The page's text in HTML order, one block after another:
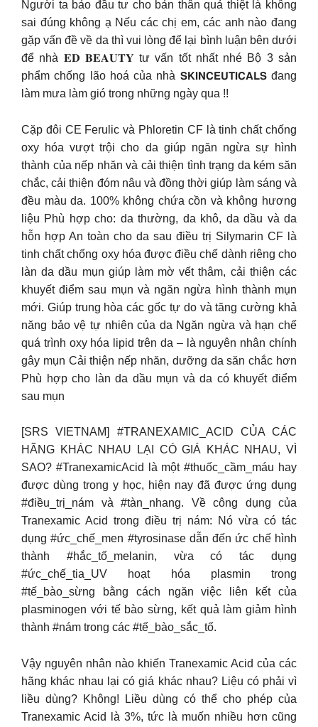
Người ta bảo đầu tư cho bản thân quả thiệt là không
sai đúng không ạ Nếu các chị em, các anh nào đang
gặp vấn đề về da thì vui lòng để lại bình luận bên dưới
để nhà 𝐄𝐃 𝐁𝐄𝐀𝐔𝐓𝐘 tư vấn tốt nhất nhé Bộ 3 sản
phẩm chống lão hoá của nhà 𝗦𝗞𝗜𝗡𝗖𝗘𝗨𝗧𝗜𝗖𝗔𝗟𝗦 đang
làm mưa làm gió trong những ngày qua !!
Cặp đôi CE Ferulic và Phloretin CF là tinh chất chống
oxy hóa vượt trội cho da giúp ngăn ngừa sự hình
thành của nếp nhăn và cải thiện tình trạng da kém săn
chắc, cải thiện đóm nâu và đồng thời giúp làm sáng và
đều màu da. 100% không chứa cồn và không hương
liệu Phù hợp cho: da thường, da khô, da dầu và da
hỗn hợp An toàn cho da sau điều trị Silymarin CF là
tinh chất chống oxy hóa được điều chế dành riêng cho
làn da dầu mụn giúp làm mờ vết thâm, cải thiện các
khuyết điểm sau mụn và ngăn ngừa hình thành mụn
mới. Giúp trung hòa các gốc tự do và tăng cường khả
năng bảo vệ tự nhiên của da Ngăn ngừa và hạn chế
quá trình oxy hóa lipid trên da – là nguyên nhân chính
gây mụn Cải thiện nếp nhăn, dưỡng da săn chắc hơn
Phù hợp cho làn da dầu mụn và da có khuyết điểm
sau mụn
[SRS VIETNAM] #TRANEXAMIC_ACID CỦA CÁC
HÃNG KHÁC NHAU LẠI CÓ GIÁ KHÁC NHAU, VÌ
SAO? #TranexamicAcid là một #thuốc_cầm_máu hay
được dùng trong y học, hiện nay đã được ứng dụng
#điều_trị_nám và #tàn_nhang. Về công dụng của
Tranexamic Acid trong điều trị nám: Nó vừa có tác
dụng #ức_chế_men #tyrosinase dẫn đến ức chế hình
thành #hắc_tố_melanin, vừa có tác dụng
#ức_chế_tia_UV hoạt hóa plasmin trong
#tế_bào_sừng bằng cách ngăn việc liên kết của
plasminogen với tế bào sừng, kết quả làm giảm hình
thành #nám trong các #tế_bào_sắc_tố.
Vậy nguyên nhân nào khiến Tranexamic Acid của các
hãng khác nhau lại có giá khác nhau? Liệu có phải vì
liều dùng? Không! Liều dùng có thể cho phép của
Tranexamic Acid là 3%, tức là muốn nhiều hơn cũng